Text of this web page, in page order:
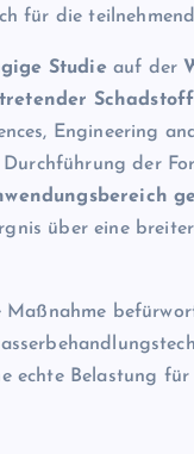
für die
Studieauf der
Engineering
der
über eine
echte Belastung